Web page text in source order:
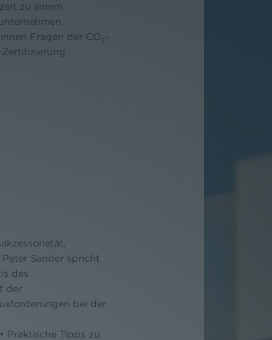
zu einem
Fragen der CO₂-
Sander spricht
des
der
bei der
Praktische Tipps zu